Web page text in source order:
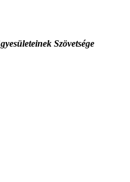
Szövetsége